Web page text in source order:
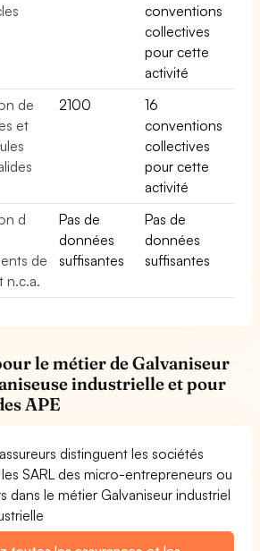
conventions
collectives
pour cette
activité
de
et
2100
16
conventions
collectives
pour cette
activité
d
de
n.c.a.
Pas de
données
suffisantes
Pas de
données
suffisantes
le métier de Galvaniseur
industrielle et pour
APE
distinguent les sociétés
SARL des micro-entrepreneurs ou
dans le métier Galvaniseur industriel